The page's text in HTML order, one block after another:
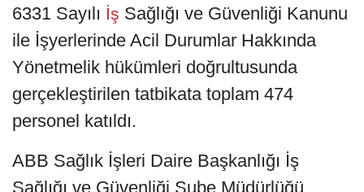
6331 Sayılı İş Sağlığı ve Güvenliği Kanunu
ile İşyerlerinde Acil Durumlar Hakkında
Yönetmelik hükümleri doğrultusunda
gerçekleştirilen tatbikata toplam 474
personel katıldı.
ABB Sağlık İşleri Daire Başkanlığı İş
Sağlığı ve Güvenliği Şube Müdürlüğü